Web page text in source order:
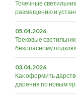
Точечные
размещению и
05.04.2026
Трековые
безопасному
03.04.2026
Как оформить
дарения по новым